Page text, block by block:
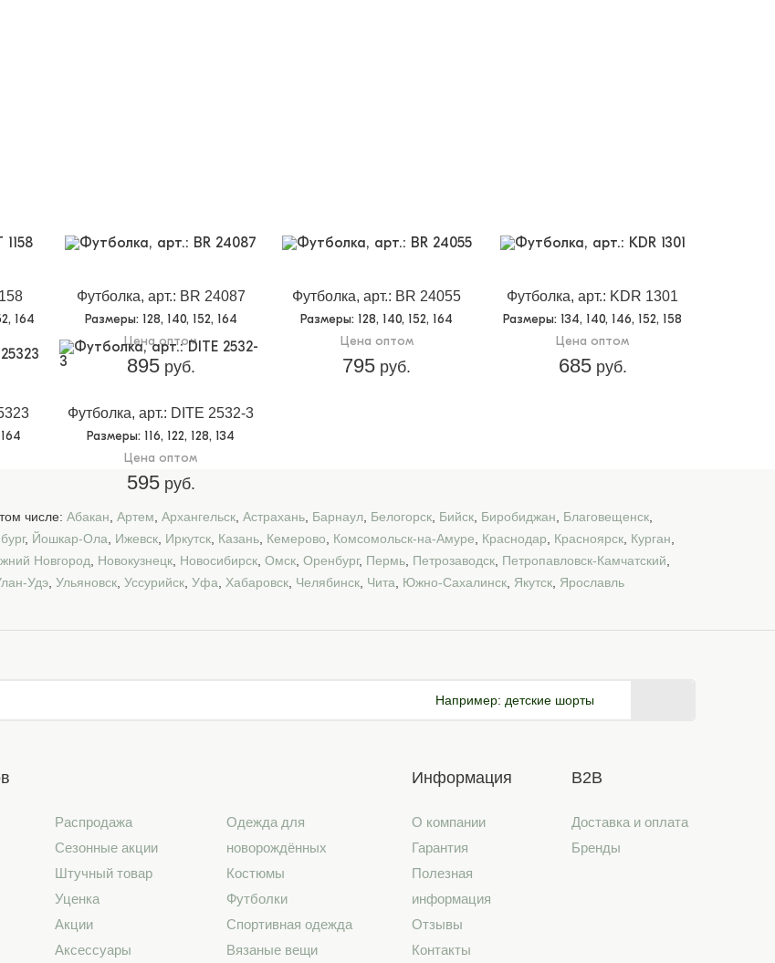
164
Футболка, арт.: BR 24087
Размеры: 128, 140, 152, 164
Цена оптом
895руб.
Футболка, арт.: BR 24055
Размеры: 128, 140, 152, 164
Цена оптом
795 руб.
Футболка, арт.: KDR 1301
Размеры: 134, 140, 146, 152, 158
Цена оптом
685руб.
Футболка, арт.: DITE 2532-3
Размеры: 116, 122, 128, 134
Цена оптом
595руб.
числе: Абакан Артем Архангельск Астрахань Барнаул Белогорск Бийск Биробиджан Благовещенск
, Йошкар-Ола Ижевск Иркутск Казань Кемерово Комсомольск-на-Амуре Краснодар Красноярск Курган
Новгород Новокузнецк Новосибирск Омск Оренбург, Пермь Петрозаводск Петропавловск-Камчатский
Удэ Ульяновск Уссурийск Уфа Хабаровск Челябинск Чита Южно-Сахалинск Якутск Ярославль
Например: детские шорты
Распродажа
Сезонные акции
Штучный товар
Уценка
Акции
Аксессуары
Одежда для
новорождённых
Костюмы
Футболки
Спортивная одежда
Вязаные вещи
Информация
О компании
Гарантия
Полезная
информация
Отзывы
Контакты
B2B
Доставка и оплата
Бренды